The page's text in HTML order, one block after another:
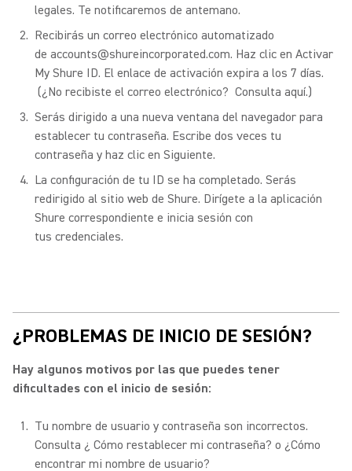
legales. Te notificaremos de antemano.
Recibirás un correo electrónico automatizado
de accounts@shureincorporated.com. Haz clic en Activar
My Shure ID. El enlace de activación expira a los 7 días.
(¿No recibiste el correo electrónico? Consulta aquí.)
Serás dirigido a una nueva ventana del navegador para
establecer tu contraseña. Escribe dos veces tu
contraseña y haz clic en Siguiente.
La configuración de tu ID se ha completado. Serás
redirigido al sitio web de Shure. Dirígete a la aplicación
Shure correspondiente e inicia sesión con
tus credenciales.
¿PROBLEMAS DE INICIO DE SESIÓN?
Hay algunos motivos por las que puedes tener
dificultades con el inicio de sesión:
Tu nombre de usuario y contraseña son incorrectos.
Consulta ¿ Cómo restablecer mi contraseña? o ¿Cómo
encontrar mi nombre de usuario?